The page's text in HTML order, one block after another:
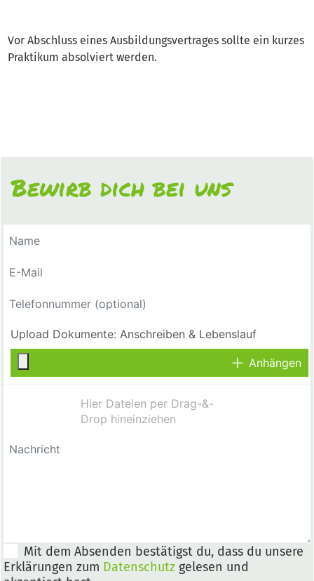
Vor Abschluss eines Ausbildungsvertrages sollte ein kurzes
Praktikum absolviert werden.
Bewirb dich bei uns
Anhängen
Mit dem Absenden bestätigst du, dass du unsere
Erklärungen zum Datenschutz gelesen und